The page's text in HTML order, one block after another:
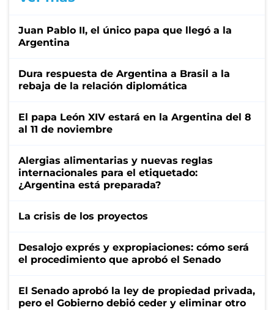
Juan Pablo II, el único papa que llegó a la
Argentina
Dura respuesta de Argentina a Brasil a la
rebaja de la relación diplomática
El papa León XIV estará en la Argentina del 8
al 11 de noviembre
Alergias alimentarias y nuevas reglas
internacionales para el etiquetado:
¿Argentina está preparada?
La crisis de los proyectos
Desalojo exprés y expropiaciones: cómo será
el procedimiento que aprobó el Senado
El Senado aprobó la ley de propiedad privada,
pero el Gobierno debió ceder y eliminar otro